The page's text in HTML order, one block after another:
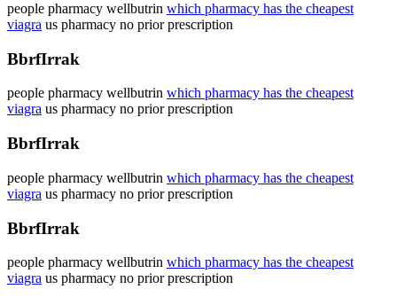
people pharmacy wellbutrin which pharmacy has the cheapest
viagra us pharmacy no prior prescription
BbrfIrrak
people pharmacy wellbutrin which pharmacy has the cheapest
viagra us pharmacy no prior prescription
BbrfIrrak
people pharmacy wellbutrin which pharmacy has the cheapest
viagra us pharmacy no prior prescription
BbrfIrrak
people pharmacy wellbutrin which pharmacy has the cheapest
viagra us pharmacy no prior prescription